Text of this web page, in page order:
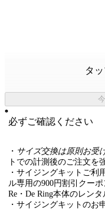
タ
必ずご確認ください
・ サイズ交換は原則お受
トでの計測後のご注文を
・サイジングキットご利
ル専用の900円割引クー
Re・De Ring本体のレン
・サイジングキットのお